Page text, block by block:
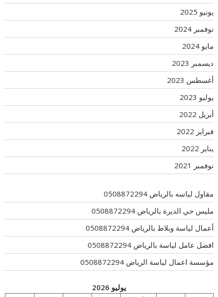
يونيو 2025
نوفمبر 2024
مايو 2024
ديسمبر 2023
أغسطس 2023
يوليو 2023
أبريل 2022
فبراير 2022
يناير 2022
نوفمبر 2021
مقاول لياسه بالرياض 0508872294
مليس حي الديرة بالرياض 0508872294
أعمال لياسة وبلاط بالرياض 0508872294
افضل عامل لياسة بالرياض 0508872294
مؤسسة اعمال لياسة الرياض 0508872294
يوليو 2026